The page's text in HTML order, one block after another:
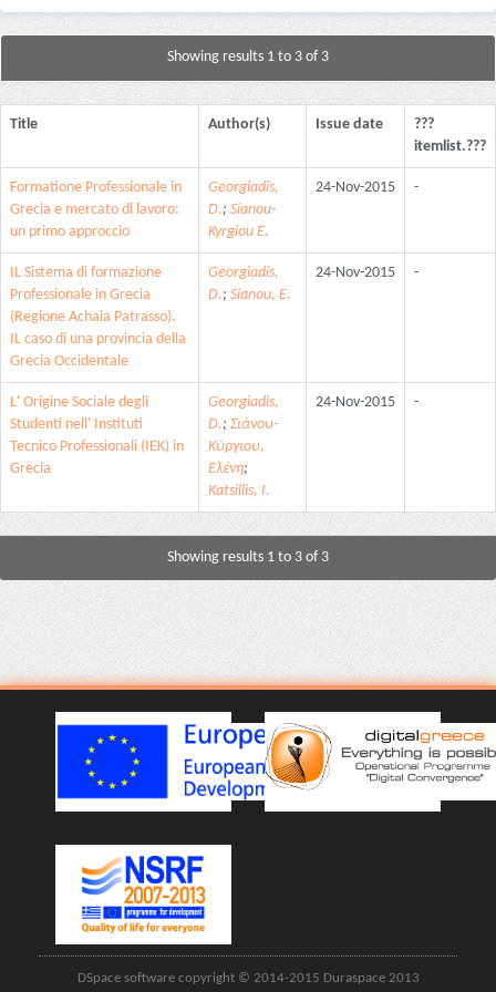
Showing results 1 to 3 of 3
Title Author(s) Issue date
???
itemlist.???
Formatione Professionale in
Grecia e mercato di lavoro:
un primo approccio
Georgiadis,
D.; Sianou-
Kyrgiou E.
24-Nov-2015 -
IL Sistema di formazione
Professionale in Grecia
(Regione Achaia Patrasso).
IL caso di una provincia della
Grecia Occidentale
Georgiadis,
D.; Sianou, E.
24-Nov-2015 -
L' Origine Sociale degli
Studenti nell' Instituti
Tecnico Professionali (IEK) in
Grecia
Georgiadis,
D.; Σιάνου-
Κύργιου,
Ελένη;
Katsillis, I.
24-Nov-2015 -
Showing results 1 to 3 of 3
DSpace software copyright © 2014-2015 Duraspace 2013